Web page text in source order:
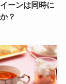
ーンは同時に
？